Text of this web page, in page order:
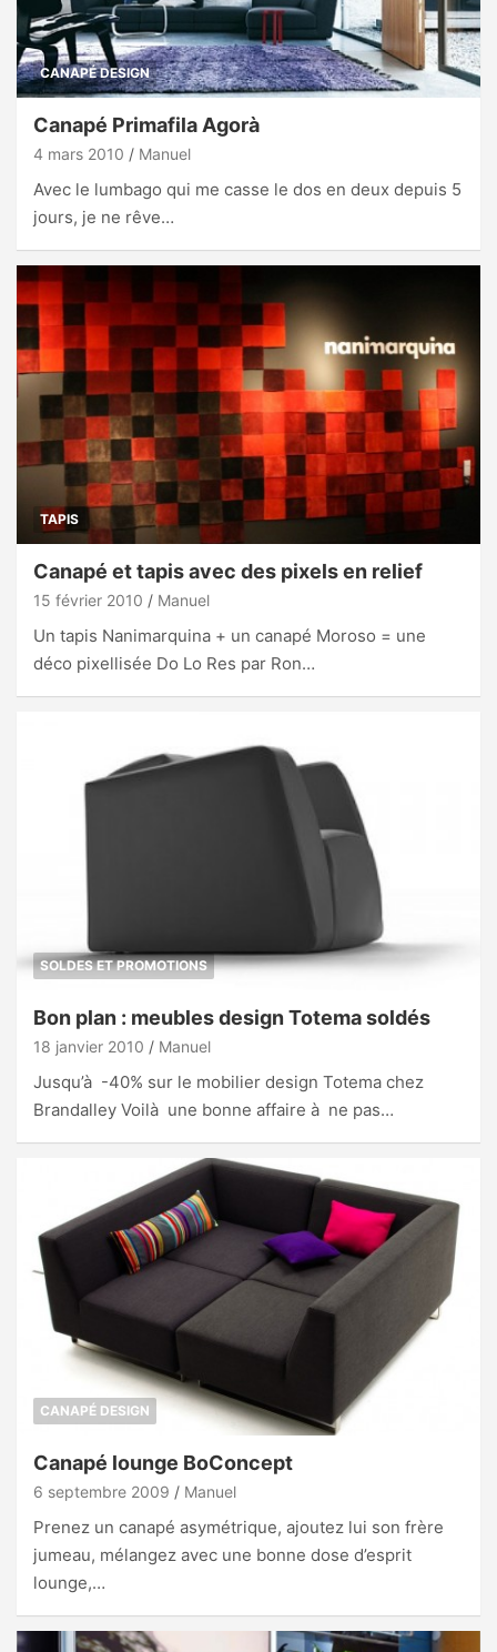
CANAPÉ DESIGN
Canapé Primafila Agorà
4 mars 2010 Manuel
Avec le lumbago qui me casse le dos en deux depuis 5
jours, je ne rêve…
TAPIS
Canapé et tapis avec des pixels en relief
15 février 2010 Manuel
Un tapis Nanimarquina + un canapé Moroso = une
déco pixellisée Do Lo Res par Ron…
SOLDES ET PROMOTIONS
Bon plan : meubles design Totema soldés
18 janvier 2010 Manuel
Jusqu’à -40% sur le mobilier design Totema chez
Brandalley Voilà une bonne affaire à ne pas…
CANAPÉ DESIGN
Canapé lounge BoConcept
6 septembre 2009 Manuel
Prenez un canapé asymétrique, ajoutez lui son frère
jumeau, mélangez avec une bonne dose d’esprit
lounge,…